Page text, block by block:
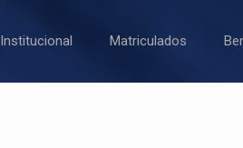
Institucional Matriculados